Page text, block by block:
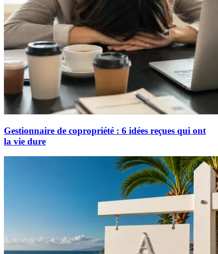
Gestionnaire de copropriété : 6 idées reçues qui ont
la vie dure